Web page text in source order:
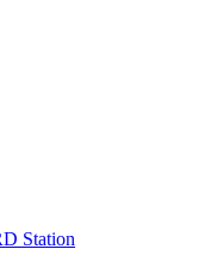
Station